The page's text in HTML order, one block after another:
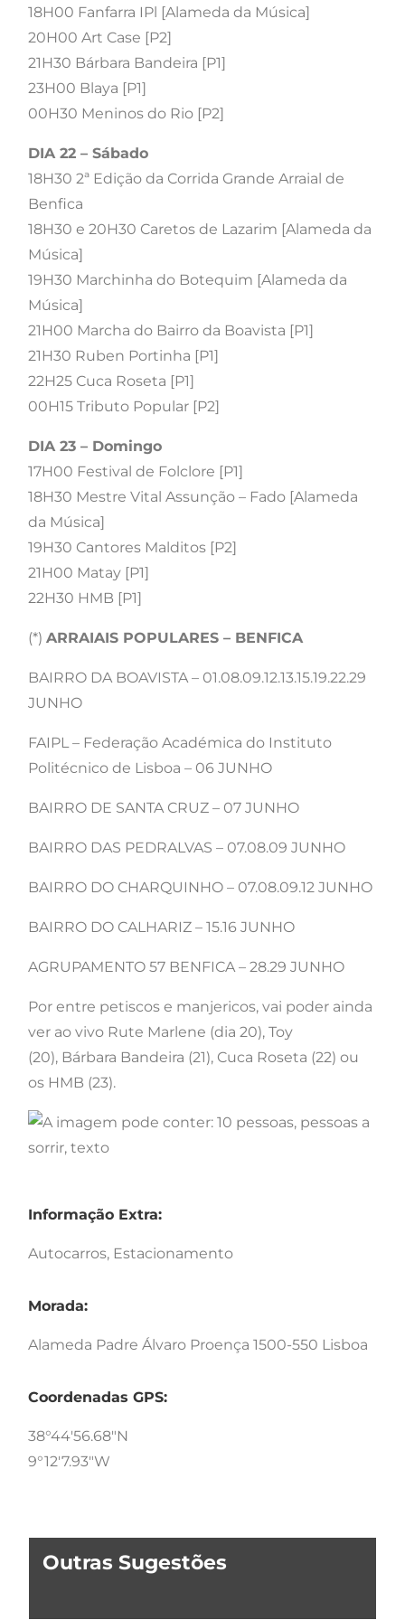
18H00 Fanfarra IPl [Alameda da Música]
20H00 Art Case [P2]
21H30 Bárbara Bandeira [P1]
23H00 Blaya [P1]
00H30 Meninos do Rio [P2]
DIA 22 – Sábado
18H30 2ª Edição da Corrida Grande Arraial de
Benfica
18H30 e 20H30 Caretos de Lazarim [Alameda da
Música]
19H30 Marchinha do Botequim [Alameda da
Música]
21H00 Marcha do Bairro da Boavista [P1]
21H30 Ruben Portinha [P1]
22H25 Cuca Roseta [P1]
00H15 Tributo Popular [P2]
DIA 23 – Domingo
17H00 Festival de Folclore [P1]
18H30 Mestre Vital Assunção – Fado [Alameda
da Música]
19H30 Cantores Malditos [P2]
21H00 Matay [P1]
22H30 HMB [P1]
(*) ARRAIAIS POPULARES – BENFICA
BAIRRO DA BOAVISTA – 01.08.09.12.13.15.19.22.29
JUNHO
FAIPL – Federação Académica do Instituto
Politécnico de Lisboa – 06 JUNHO
BAIRRO DE SANTA CRUZ – 07 JUNHO
BAIRRO DAS PEDRALVAS – 07.08.09 JUNHO
BAIRRO DO CHARQUINHO – 07.08.09.12 JUNHO
BAIRRO DO CALHARIZ – 15.16 JUNHO
AGRUPAMENTO 57 BENFICA – 28.29 JUNHO
Por entre petiscos e manjericos, vai poder ainda
ver ao vivo Rute Marlene (dia 20), Toy
(20), Bárbara Bandeira (21), Cuca Roseta (22) ou
os HMB (23).
Informação Extra:
Autocarros, Estacionamento
Morada:
Alameda Padre Álvaro Proença 1500-550 Lisboa
Coordenadas GPS:
38°44'56.68"N
9°12'7.93"W
Outras Sugestões